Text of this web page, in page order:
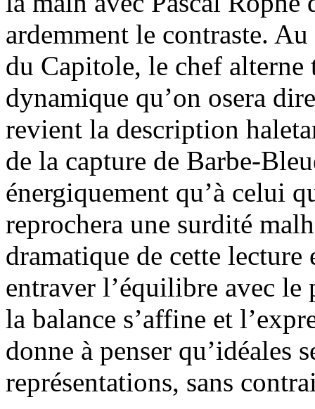
ardemment le contraste.
du Capitole, le chef alterne
dynamique qu’on osera
revient la description
de la capture de Barbe-
énergiquement qu’à celui
reprochera une surdité
dramatique de cette
entraver l’équilibre avec le
la balance s’affine et
donne à penser qu’idéales
représentations, sans